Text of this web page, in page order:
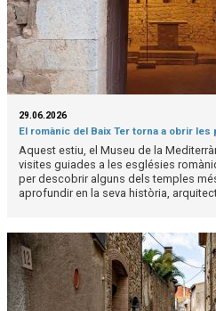
29.06.2026
El romànic del Baix Ter torna a obrir
Aquest estiu, el Museu de la
visites guiades a les esglésies
per descobrir alguns dels temples
aprofundir en la seva història,